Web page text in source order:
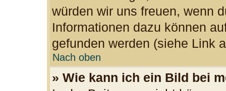
würden wir uns freuen, wenn
Informationen dazu können
gefunden werden (siehe Link
Nach oben
» Wie kann ich ein Bild bei